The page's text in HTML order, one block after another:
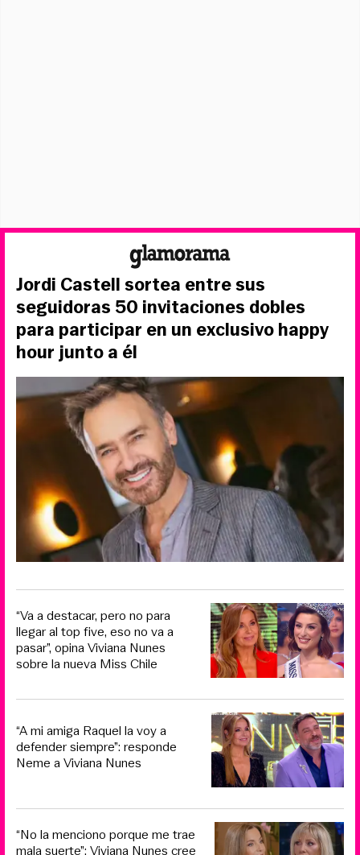
Jordi Castell sortea entre sus
seguidoras 50 invitaciones dobles
para participar en un exclusivo happy
hour junto a él
“Va a destacar, pero no para
llegar al top five, eso no va a
pasar”, opina Viviana Nunes
sobre la nueva Miss Chile
“A mi amiga Raquel la voy a
defender siempre”: responde
Neme a Viviana Nunes
“No la menciono porque me trae
mala suerte”: Viviana Nunes cree